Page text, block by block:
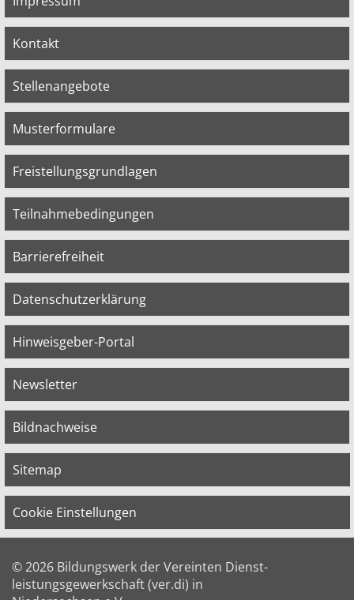
Kontakt
Stellenangebote
Musterformulare
Freistellungsgrundlagen
Teilnahmebedingungen
Barrierefreiheit
Datenschutzerklärung
Hinweisgeber-Portal
Newsletter
Bildnachweise
Sitemap
Cookie Einstellungen
© 2026 Bildungswerk der Vereinten Dienst­
leis­tungs­ge­werk­schaft (ver.di) in